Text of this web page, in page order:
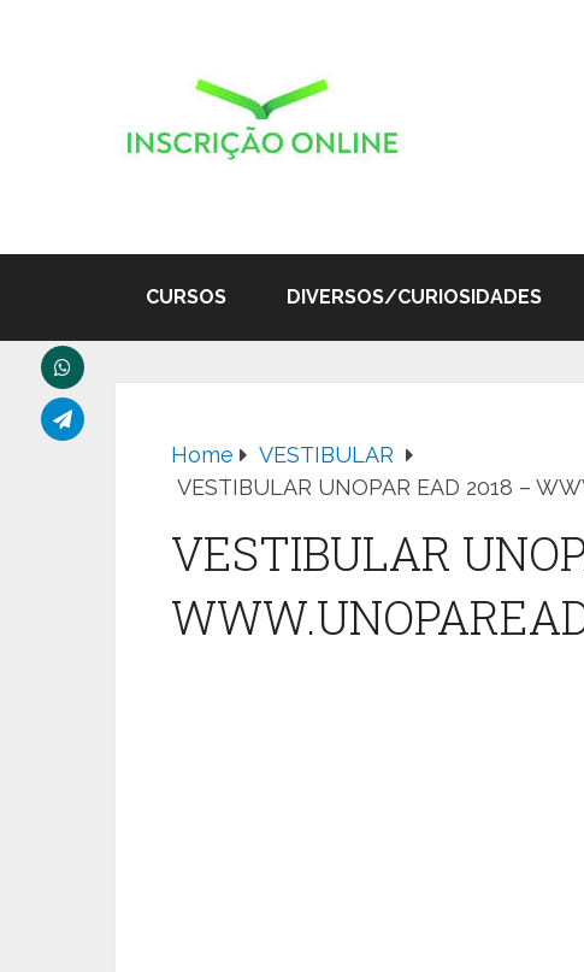
CURSOS DIVERSOS/CURIOSIDADES
Home
VESTIBULAR
VESTIBULAR UNOPAR EAD 2018 –
VESTIBULAR